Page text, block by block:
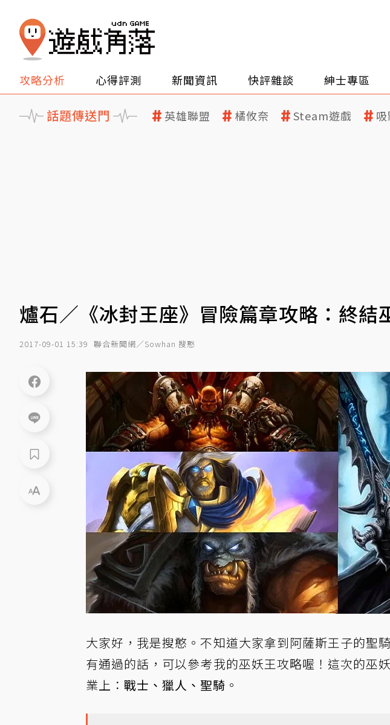
攻略分析 心得評測 新聞資訊 快評雜談 紳士專區
話題傳送門 英雄聯盟 橘攸奈 Steam遊戲
爐石／《冰封王座》冒險篇章攻略：終結
2017-09-01 15:39 聯合新聞網／Sowhan 搜憨
大家好，我是搜憨。不知道大家拿到阿薩斯王子的聖
有通過的話，可以參考我的巫妖王攻略喔！這次的巫
業上： 戰士、獵人、聖騎 。